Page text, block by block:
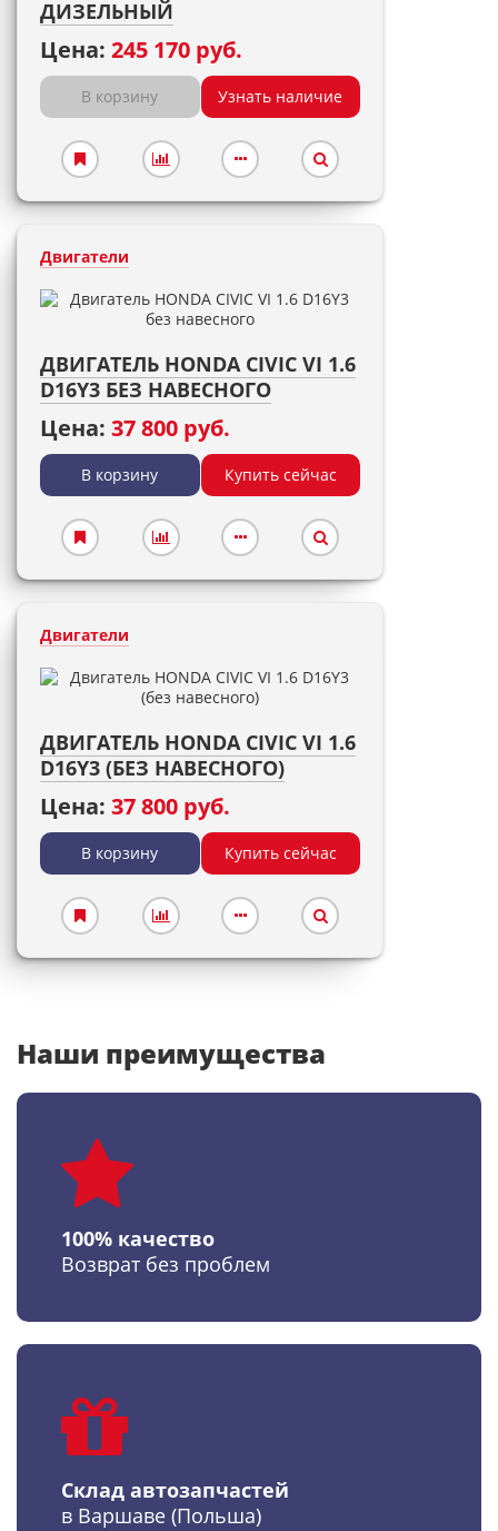
ДИЗЕЛЬНЫЙ
Цена: 245 170 руб.
В корзину Узнать наличие
Двигатели
ДВИГАТЕЛЬ HONDA CIVIC VI 1.6
D16Y3 БЕЗ НАВЕСНОГО
Цена: 37 800 руб.
В корзину Купить сейчас
Двигатели
ДВИГАТЕЛЬ HONDA CIVIC VI 1.6
D16Y3 (БЕЗ НАВЕСНОГО)
Цена: 37 800 руб.
В корзину Купить сейчас
Наши преимущества
100% качество
Возврат без проблем
Склад автозапчастей
в Варшаве (Польша)